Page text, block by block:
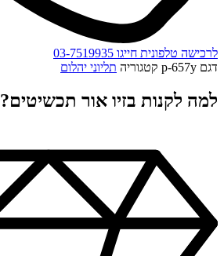
לרכישה טלפונית חייגו 03-7519935
דגם p-657y קטגוריה תליוני יהלום
למה לקנות בזיו אור תכשיטים?